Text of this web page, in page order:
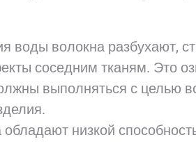
воды волокна разбухают,
соседним тканям. Это
выполняться с целью
низкой